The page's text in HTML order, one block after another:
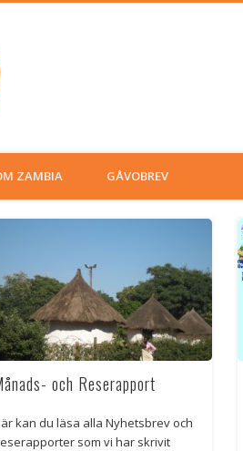
Musamaria
ZAMBIA GÅVOBREV
och Reserapport
kan du läsa alla Nyhetsbrev och
som vi har skrivit